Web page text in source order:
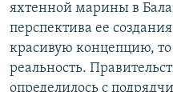
яхтенной марины в
перспектива ее
красивую концепцию, то
реальность.
определилось с